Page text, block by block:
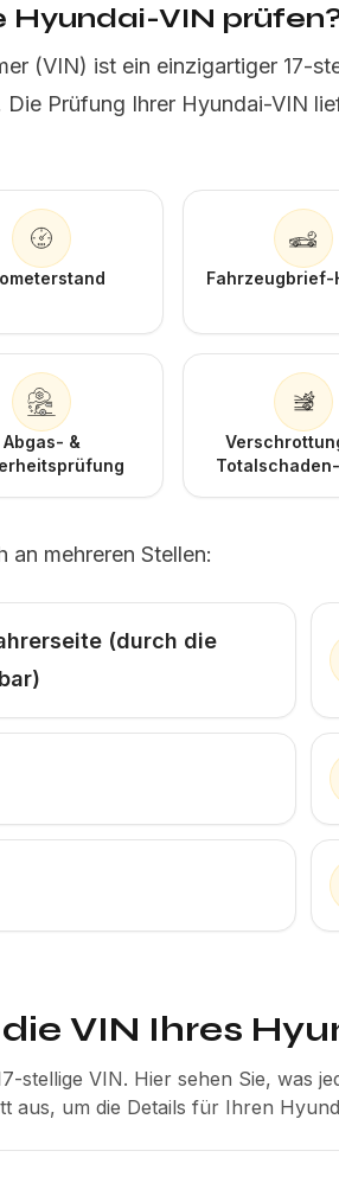
Hyundai-VIN
(VIN) ist ein einzigartiger 17-
Prüfung Ihrer Hyundai-VIN
Fahrzeugbrief-
Abgas- &
mehreren Stellen:
(durch die
VIN Ihres
stellige VIN. Hier sehen Sie, was
aus, um die Details für Ihren